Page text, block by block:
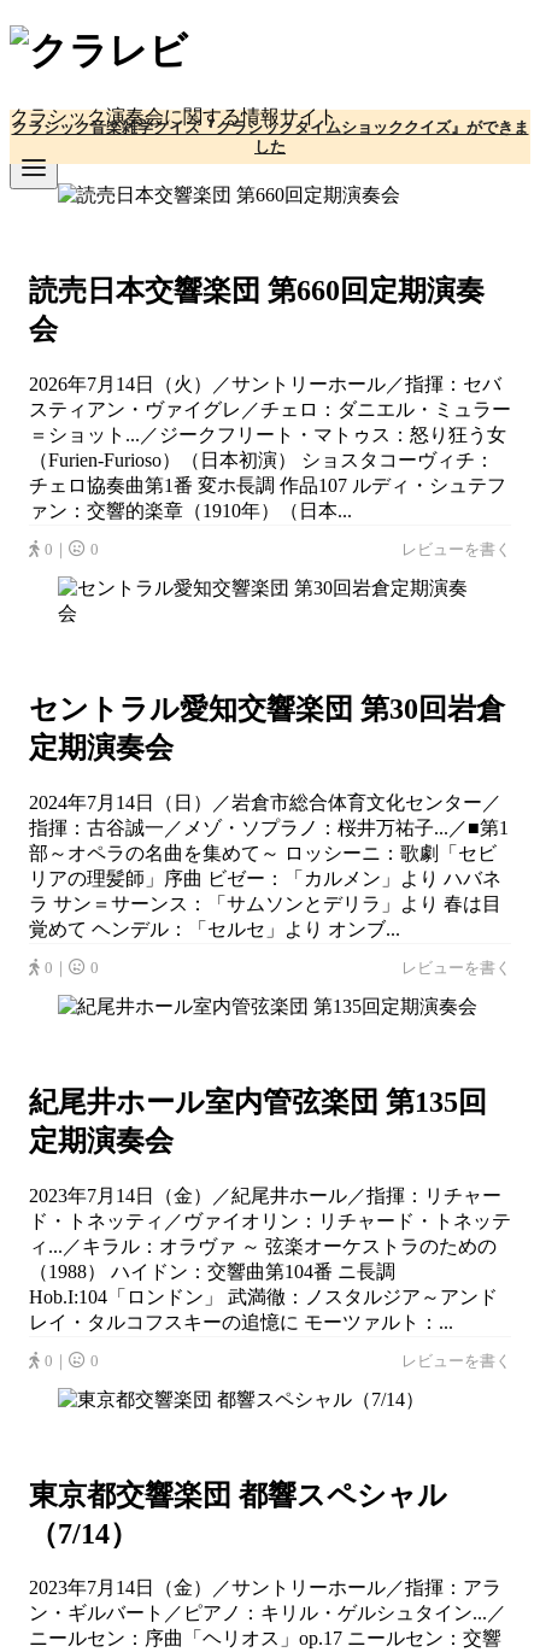
コ
ン
ツ
へ
移
クラシック演奏会に関する情報サイト
クラシック音楽雑学クイズ『クラシックタイムショッククイズ』ができま
した
読売日本交響楽団 第660回定期演奏
会
2026年7月14日（火）／サントリーホール／指揮：セバ
スティアン・ヴァイグレ／チェロ：ダニエル・ミュラー
＝ショット...／ジークフリート・マトゥス：怒り狂う女
（Furien-Furioso）（日本初演） ショスタコーヴィチ：
チェロ協奏曲第1番 変ホ長調 作品107 ルディ・シュテフ
ァン：交響的楽章（1910年）（日本...
0｜ 0 レビューを書く
セントラル愛知交響楽団 第30回岩倉
定期演奏会
2024年7月14日（日）／岩倉市総合体育文化センター／
指揮：古谷誠一／メゾ・ソプラノ：桜井万祐子...／■第1
部～オペラの名曲を集めて～ ロッシーニ：歌劇「セビ
リアの理髪師」序曲 ビゼー：「カルメン」より ハバネ
ラ サン＝サーンス：「サムソンとデリラ」より 春は目
覚めて ヘンデル：「セルセ」より オンブ...
0｜ 0 レビューを書く
紀尾井ホール室内管弦楽団 第135回
定期演奏会
2023年7月14日（金）／紀尾井ホール／指揮：リチャー
ド・トネッティ／ヴァイオリン：リチャード・トネッテ
ィ...／キラル：オラヴァ ～ 弦楽オーケストラのための
（1988） ハイドン：交響曲第104番 ニ長調
Hob.I:104「ロンドン」 武満徹：ノスタルジア～アンド
レイ・タルコフスキーの追憶に モーツァルト：...
0｜ 0 レビューを書く
東京都交響楽団 都響スペシャル
（7/14）
2023年7月14日（金）／サントリーホール／指揮：アラ
ン・ギルバート／ピアノ：キリル・ゲルシュタイン...／
ニールセン：序曲「ヘリオス」op.17 ニールセン：交響